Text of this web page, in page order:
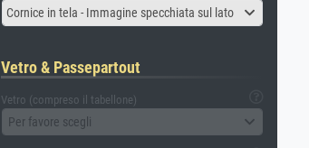
Cornice in tela - Immagine specchiata sul lato
Vetro & Passepartout
Vetro (compreso il tabellone)
Per favore scegli